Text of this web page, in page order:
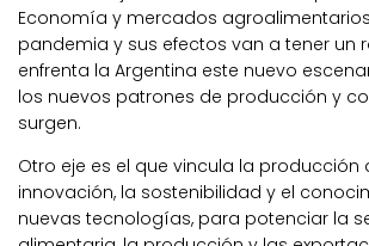
Economía y mercados
pandemia y sus efectos van a tener un
enfrenta la Argentina este nuevo
los nuevos patrones de producción y
surgen.
Otro eje es el que vincula la producción
innovación, la sostenibilidad y el
nuevas tecnologías, para potenciar la